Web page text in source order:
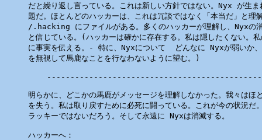
だと繰り返し言っている。これは新しい方針ではない。Nyx が生ま
題だ。ほとんどのハッカーは、これは冗談ではなく「本当だ」と理
/.hacking にファイルがある。多くのハッカーが理解し、Nyxの
と信じている。(ハッカーは確かに存在する。私は隠したくない。
に事実を伝える。- 特に、Nyxについて  どんなに Nyxが弱いか、
を無視して馬鹿なことを行なわないように望む。)
明らかに、どこかの馬鹿がメッセージを理解しなかった。我々はほ
を失う。私は取り戻すために必死に闘っている。これが今の状況だ
ラッキーではないだろう。そして永遠に Nyxは消滅する。
ハッカーへ：